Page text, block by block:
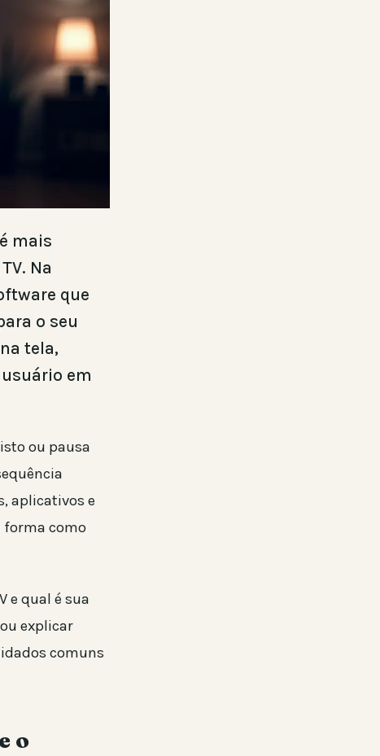
mais
Na
que
o seu
tela,
em
ou pausa
aplicativos e
forma como
e qual é sua
explicar
comuns
o